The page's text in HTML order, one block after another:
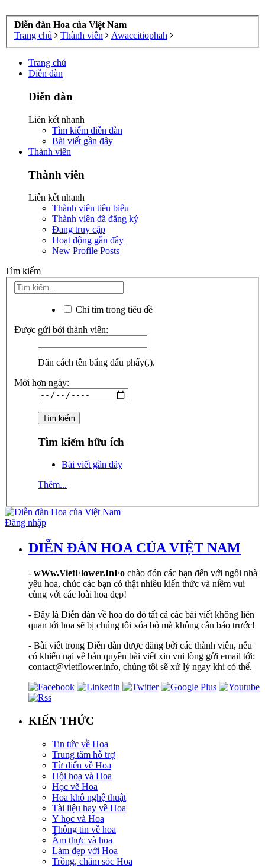
Diễn đàn Hoa của Việt Nam
Trang chủ
Thành viên Awaccitiophah
Trang chủ
Diễn đàn
Diễn đàn
Liên kết nhanh
Tìm kiếm diễn đàn
Bài viết gần đây
Thành viên
Thành viên
Liên kết nhanh
Thành viên tiêu biểu
Thành viên đã đăng ký
Đang truy cập
Hoạt động gần đây
New Profile Posts
Tìm kiếm
Chỉ tìm trong tiêu đề
Được gửi bởi thành viên:
Dãn cách tên bằng dấu phẩy(,).
Mới hơn ngày:
Tìm kiếm hữu ích
Bài viết gần đây
Thêm...
Đăng nhập
DIỄN ĐÀN HOA CỦA VIỆT NAM
- wWw.VietFlower.InFo chào đón các bạn đến với ngôi nhà
yêu hoa, chúc các bạn có thật nhiều kiến thức và niềm vui
cùng với các loài hoa đẹp!
- Đây là Diễn đàn về hoa do đó tất cả các bài viết không liên
quan tới hoa sẽ bị chúng tôi xóa bỏ mà không cần báo trước!
- Bài viết trong Diễn đàn được đăng bởi các thành viên, nếu
có khiếu nại về bản quyền bài viết xin vui lòng gửi email tới:
contact@vietflower.info, chúng tôi sẽ xử lý ngay khi có thể.
KIẾN THỨC
Tin tức về Hoa
Trung tâm hỗ trợ
Từ điển về Hoa
Hội hoạ và Hoa
Học vẽ Hoa
Hoa khô nghệ thuật
Tài liệu hay về Hoa
Y học và Hoa
Thông tin về hoa
Ẩm thực và hoa
Làm đẹp với Hoa
Trồng, chăm sóc Hoa